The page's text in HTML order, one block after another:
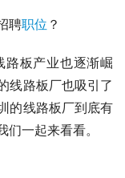
聘职位 ？
板产业也逐渐崛
线路板厂也吸引了
的线路板厂到底有
一起来看看。